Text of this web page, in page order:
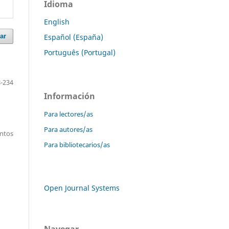
234
Idioma
English
Español (España)
Português (Portugal)
Información
Para lectores/as
Para autores/as
Para bibliotecarios/as
Open Journal Systems